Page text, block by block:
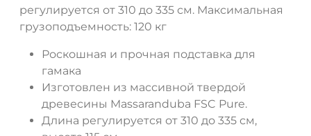
регулируется от 310 до 335 см. Максимальная
грузоподъемность: 120 кг
Роскошная и прочная подставка для
гамака
Изготовлен из массивной твердой
древесины Massaranduba FSC Pure.
Длина регулируется от 310 до 335 см,
ДА НЕТ